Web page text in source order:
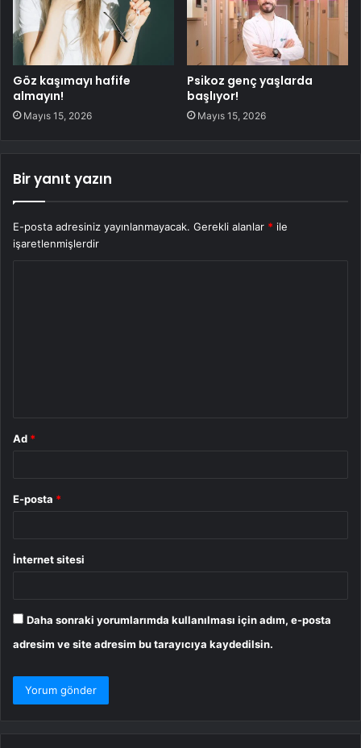
Göz kaşımayı hafife
almayın!
Mayıs 15, 2026
Psikoz genç yaşlarda
başlıyor!
Mayıs 15, 2026
Bir yanıt yazın
E-posta adresiniz yayınlanmayacak. Gerekli alanlar * ile
işaretlenmişlerdir
Ad *
E-posta *
İnternet sitesi
Daha sonraki yorumlarımda kullanılması için adım, e-posta
adresim ve site adresim bu tarayıcıya kaydedilsin.